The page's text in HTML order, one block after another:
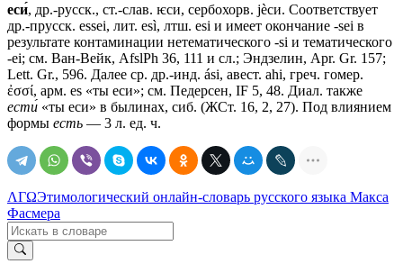
еси́, др.-русск., ст.-слав. ѥси, сербохорв. jѐси. Соответствует
др.-прусск. essei, лит. esì, лтш. esi и имеет окончание -sei в
результате контаминации нетематического -si и тематического
-ei; см. Ван-Вейк, AfslPh 36, 111 и сл.; Эндзелин, Apr. Gr. 157;
Lett. Gr., 596. Далее ср. др.-инд. ási, авест. ahi, греч. гомер.
ἐσσί, арм. es «ты еси»; см. Педерсен, IF 5, 48. Диал. также
ести́ «ты еси» в былинах, сиб. (ЖСт. 16, 2, 27). Под влиянием
формы есть — 3 л. ед. ч.
ΛΓΩЭтимологический онлайн-словарь русского языка Макса
Фасмера